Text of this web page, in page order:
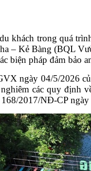
khách trong quá
– Kẻ Bàng(BQL
biện pháp đảm bảo
ngày 04/5/2026
các quy định
2017/NĐ-CP